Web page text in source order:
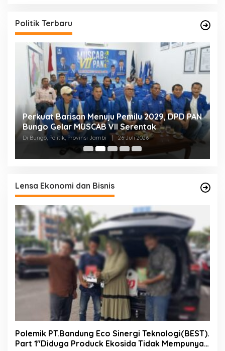
g
o
r
Politik Terbaru
Perkuat Barisan Menuju Pemilu 2029, DPD PAN
Bungo Gelar MUSCAB VII Serentak
Di Bungo, Politik, Provinsi Jambi | 26 Juli 2026
Lensa Ekonomi dan Bisnis
Polemik PT.Bandung Eco Sinergi Teknologi(BEST).
Part 1″Diduga Produck Ekosida Tidak Mempunyai